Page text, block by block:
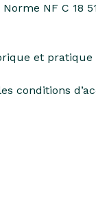
NF C 18
et pratique
conditions